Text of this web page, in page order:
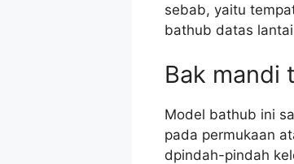
sebab, yaitu
bathub datas
Bak mandi
Model bathub ini
pada permukaan
dpindah-pindah